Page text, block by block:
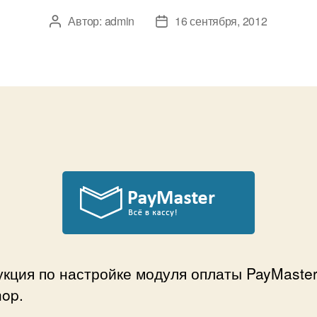
Автор
Автор: admin
Дата16 сентября, 2012
по настройке модуля оплаты